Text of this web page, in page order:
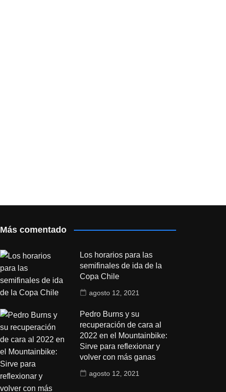
Más comentado
Los horarios para las
semifinales de ida de la
Copa Chile
agosto 12, 2021
Pedro Burns y su
recuperación de cara al
2022 en el Mountainbike:
Sirve para reflexionar y
volver con más ganas
agosto 12, 2021